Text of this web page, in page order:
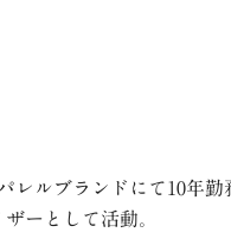
レルブランドにて10年
ーとして活動。